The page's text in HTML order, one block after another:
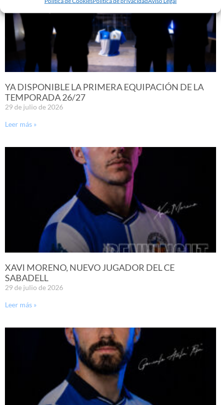
YA DISPONIBLE LA PRIMERA EQUIPACIÓN DE LA
TEMPORADA 26/27
29 de julio de 2026
Leer más »
XAVI MORENO, NUEVO JUGADOR DEL CE
SABADELL
29 de julio de 2026
Leer más »